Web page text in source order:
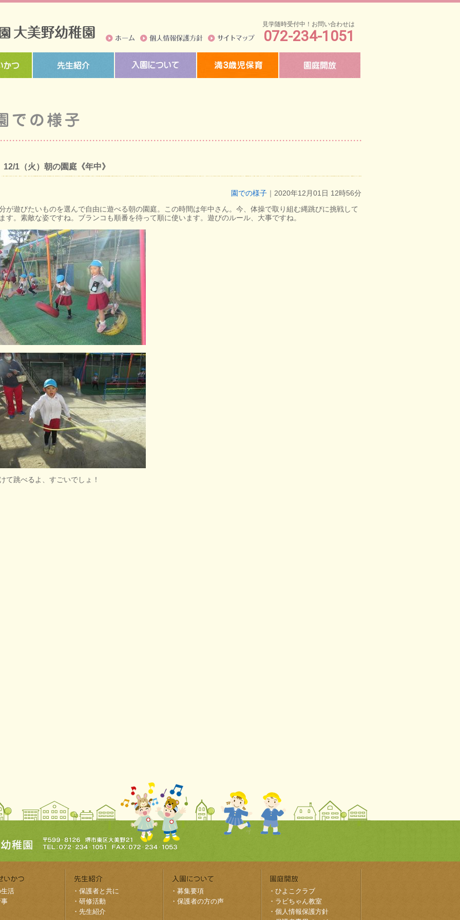
見学随時受付中！お問い合わせは
072-234-1051
12/1（火）朝の園庭《年中》
園での様子 ｜2020年12月01日 12時56分
が遊びたいものを選んで自由に遊べる朝の園庭。この時間は年中さん。今、体操で取り組む縄跳びに挑戦して
す。素敵な姿ですね。ブランコも順番を待って順に使います。遊びのルール、大事ですね。
て跳べるよ、すごいでしょ！
活
・ 保護者と共に
・ 研修活動
・ 先生紹介
・ 募集要項
・ 保護者の方の声
・ ひよこクラブ
・ ラビちゃん教室
・ 個人情報保護方針